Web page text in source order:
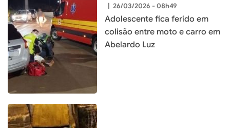
| 26/03/2026 - 08h49
Adolescente fica ferido em
colisão entre moto e carro em
Abelardo Luz